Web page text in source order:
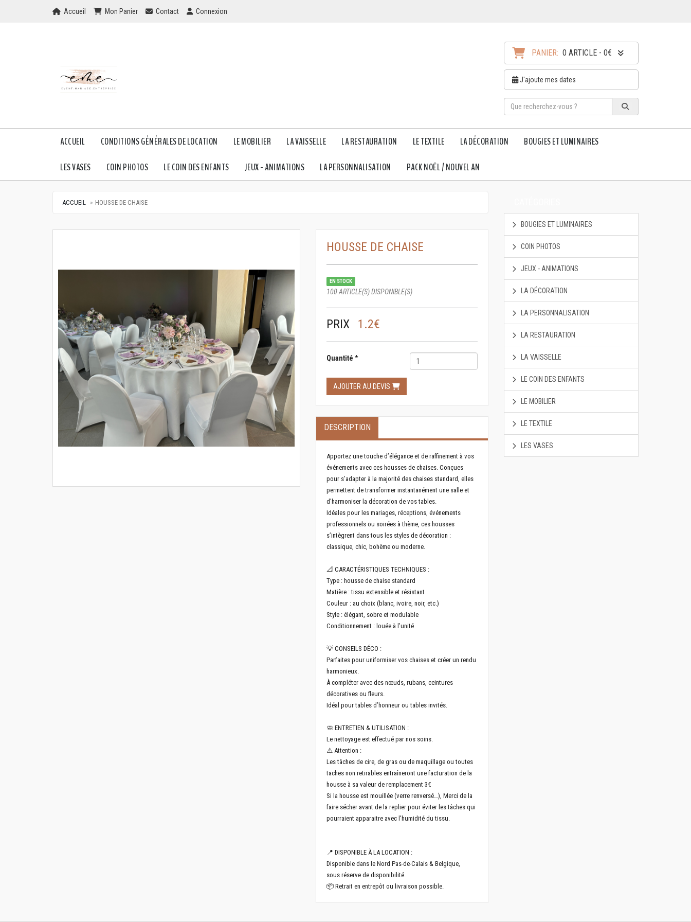
Home
Accueil Mon Panier
Mon Panier Checkout
Contact Checkout
Connexion
PANIER: 0 ARTICLE - 0€
J'ajoute mes dates
ACCUEIL CONDITIONS GÉNÉRALES DE LOCATION LE MOBILIER LA VAISSELLE LA RESTAURATION LE TEXTILE LA DÉCORATION BOUGIES ET LUMINAIRES
LES VASES COIN PHOTOS LE COIN DES ENFANTS JEUX - ANIMATIONS LA PERSONNALISATION PACK NOËL / NOUVEL AN
ACCUEIL HOUSSE DE CHAISE
HOUSSE DE CHAISE
EN STOCK
100 ARTICLE(S) DISPONIBLE(S)
PRIX 1.2€
Quantité *
AJOUTER AU DEVIS
DESCRIPTION
Apportez une touche d’élégance et de raffinement à vos
événements avec ces housses de chaises. Conçues
pour s’adapter à la majorité des chaises standard, elles
permettent de transformer instantanément une salle et
d’harmoniser la décoration de vos tables.
Idéales pour les mariages, réceptions, événements
professionnels ou soirées à thème, ces housses
s’intègrent dans tous les styles de décoration :
classique, chic, bohème ou moderne.
📐 CARACTÉRISTIQUES TECHNIQUES :
Type : housse de chaise standard
Matière : tissu extensible et résistant
Couleur : au choix (blanc, ivoire, noir, etc.)
Style : élégant, sobre et modulable
Conditionnement : louée à l’unité
💡 CONSEILS DÉCO :
Parfaites pour uniformiser vos chaises et créer un rendu
harmonieux.
À compléter avec des nœuds, rubans, ceintures
décoratives ou fleurs.
Idéal pour tables d’honneur ou tables invités.
🧼 ENTRETIEN & UTILISATION :
Le nettoyage est effectué par nos soins.
⚠️ Attention :
Les tâches de cire, de gras ou de maquillage ou toutes
taches non retirables entraîneront une facturation de la
housse à sa valeur de remplacement 3€
Si la housse est mouillée (verre renversé…), Merci de la
faire sécher avant de la replier pour éviter les tâches qui
pourraient apparaitre avec l'humidité du tissu.
📍 DISPONIBLE À LA LOCATION :
Disponible dans le Nord Pas-de-Calais & Belgique,
sous réserve de disponibilité.
📦 Retrait en entrepôt ou livraison possible.
BOUGIES ET LUMINAIRES
COIN PHOTOS
JEUX - ANIMATIONS
LA DÉCORATION
LA PERSONNALISATION
LA RESTAURATION
LA VAISSELLE
LE COIN DES ENFANTS
LE MOBILIER
LE TEXTILE
LES VASES